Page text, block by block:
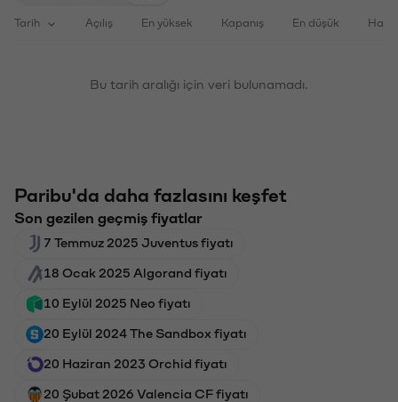
Tarih Açılış En yüksek Kapanış En düşük
Bu tarih aralığı için veri bulunamadı.
Paribu'da daha fazlasını keşfet
Son gezilen geçmiş fiyatlar
7 Temmuz 2025 Juventus fiyatı
18 Ocak 2025 Algorand fiyatı
10 Eylül 2025 Neo fiyatı
20 Eylül 2024 The Sandbox fiyatı
20 Haziran 2023 Orchid fiyatı
20 Şubat 2026 Valencia CF fiyatı